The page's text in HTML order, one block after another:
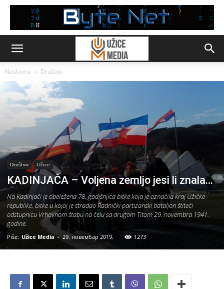
Naslovna Društvo
Društvo Užice
KADINJAČA – Voljena zemljo jesi li znala…
Na Kadinjači je obeležena 78. godišnjica bitke koja je označila kraj Užičke
republike, bitke u kojoj je stradao Radnički partizanski bataljon štiteći
odstupnicu Vrhovnom štabu na čelu sa drugom Titom 29. novembra 1941.
godine.
Piše: Užice Media - 29. новембар 2019. 1273